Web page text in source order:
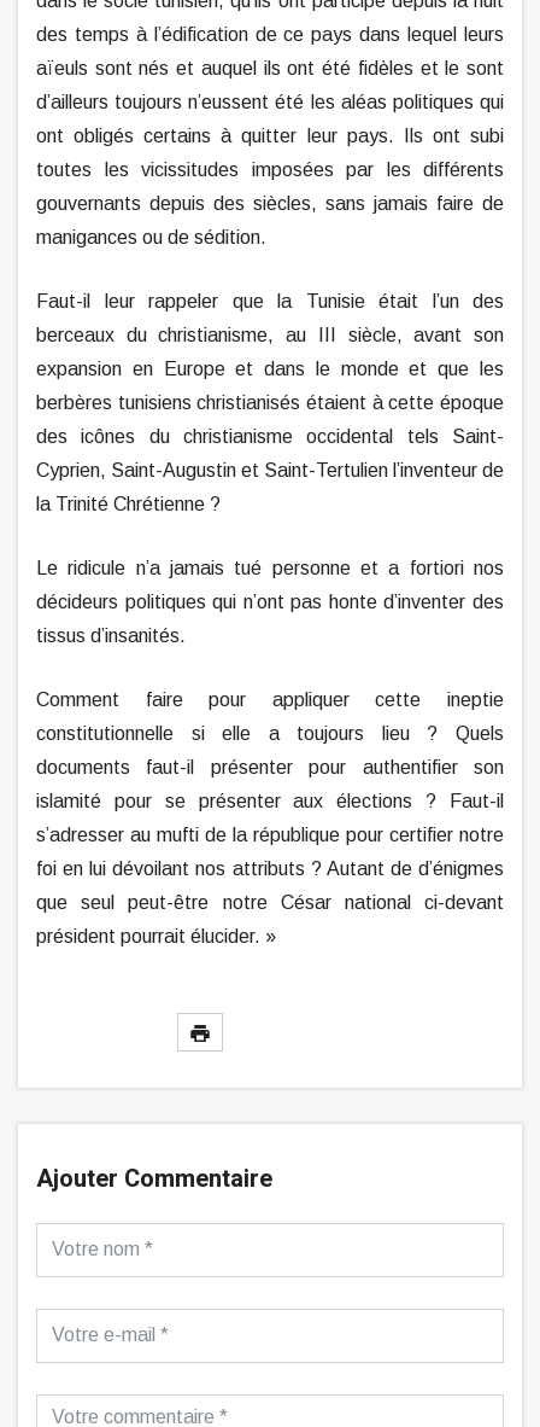
des temps à l’édification de ce pays dans lequel leurs
aïeuls sont nés et auquel ils ont été fidèles et le sont
d’ailleurs toujours n’eussent été les aléas politiques qui
ont obligés certains à quitter leur pays.
Ils ont subi
toutes les vicissitudes imposées par les différents
gouvernants depuis des siècles, sans jamais faire de
manigances ou de sédition.
Faut-il leur rappeler que la Tunisie était l’un des
berceaux du christianisme, au III siècle, avant son
expansion en Europe et dans le monde et que les
berbères tunisiens christianisés étaient à cette époque
des icônes du christianisme occidental tels Saint-
Cyprien, Saint-Augustin et Saint-Tertulien l’inventeur de
la Trinité Chrétienne ?
Le ridicule n’a jamais tué personne et a fortiori nos
décideurs politiques qui n’ont pas honte d’inventer des
tissus d’insanités.
Comment faire pour appliquer cette ineptie
constitutionnelle si elle a toujours lieu ? Quels
documents faut-il présenter pour authentifier son
islamité pour se présenter aux élections ? Faut-il
s’adresser au mufti de la république pour certifier notre
foi en lui dévoilant nos attributs ? Autant de d’énigmes
que seul peut-être notre César national ci-devant
président pourrait élucider. »
Ajouter Commentaire